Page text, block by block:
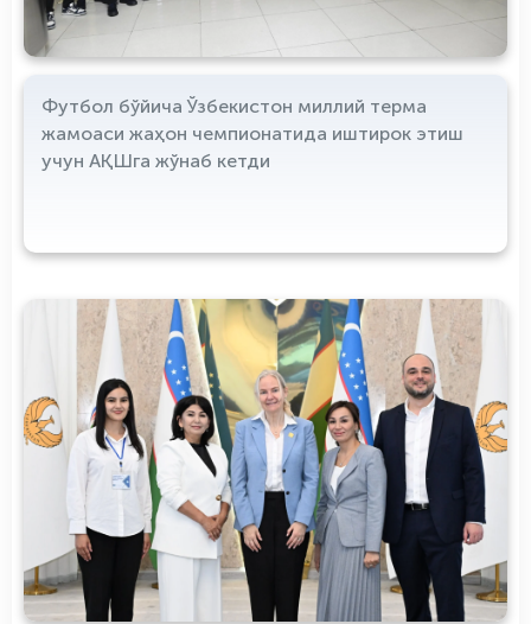
Футбол бўйича Ўзбекистон миллий терма
жамоаси жаҳон чемпионатида иштирок этиш
учун АҚШга жўнаб кетди